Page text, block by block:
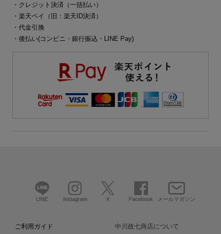
・クレジット決済（一括払い）
・楽天ペイ（旧：楽天ID決済）
・代金引換
・後払い(コンビニ・銀行振込・LINE Pay)
LINE Instagram X Facebook メールマガジン
ご利用ガイド 中川政七商店について